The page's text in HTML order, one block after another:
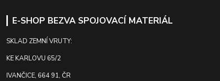
E-SHOP BEZVA SPOJOVACÍ MATERIÁL
SKLAD ZEMNÍ VRUTY:
KE KARLOVU 65/2
IVANČICE, 664 91, ČR